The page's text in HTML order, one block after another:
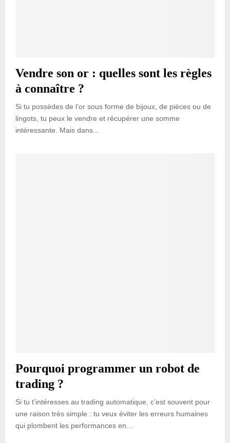
Vendre son or : quelles sont les règles
à connaître ?
Si tu possèdes de l’or sous forme de bijoux, de pièces ou de
lingots, tu peux le vendre et récupérer une somme
intéressante. Mais dans...
Pourquoi programmer un robot de
trading ?
Si tu t’intéresses au trading automatique, c’est souvent pour
une raison très simple : tu veux éviter les erreurs humaines
qui plombent les performances en...